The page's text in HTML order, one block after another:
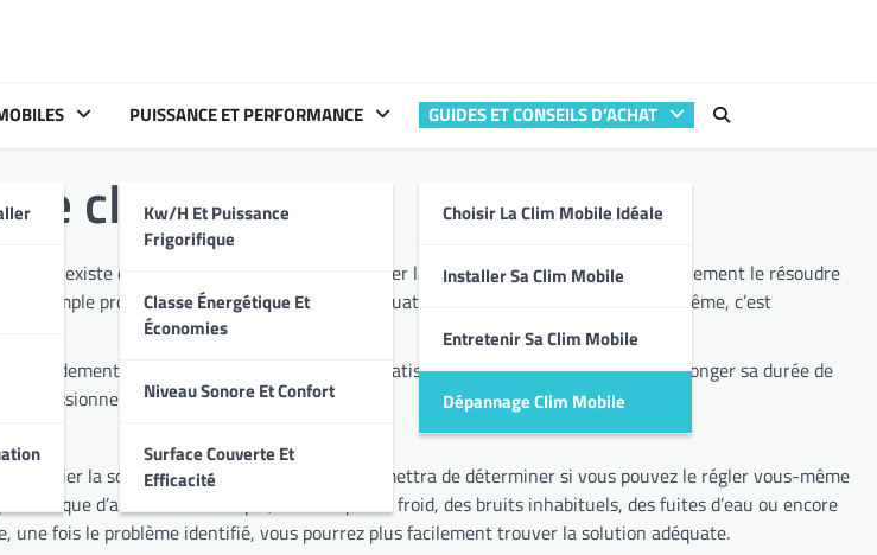
PUISSANCE ET PERFORMANCE
Kw/h Et Puissance
Frigorifique
Classe Énergétique Et
Économies
Niveau Sonore Et Confort
Surface Couverte Et
Efficacité
GUIDES ET CONSEILS D’ACHAT
Choisir La Clim Mobile Idéale
Installer Sa Clim Mobile
Entretenir Sa Clim Mobile
Dépannage Clim Mobile
clim mobile
éviter les pannes et prolonger sa durée de
professionnel.
des fuites d’eau ou encore
Ensuite, une fois le problème identifié, vous pourrez plus facilement trouver la solution adéquate.